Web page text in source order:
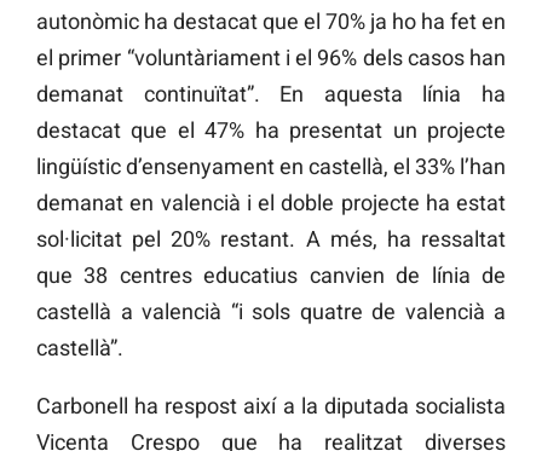
autonòmic ha destacat que el 70% ja ho ha fet en
el primer “voluntàriament i el 96% dels casos han
demanat continuïtat”. En aquesta línia ha
destacat que el 47% ha presentat un projecte
lingüístic d’ensenyament en castellà, el 33% l’han
demanat en valencià i el doble projecte ha estat
sol·licitat pel 20% restant. A més, ha ressaltat
que 38 centres educatius canvien de línia de
castellà a valencià “i sols quatre de valencià a
castellà”.
Carbonell ha respost així a la diputada socialista
Vicenta Crespo que ha realitzat diverses